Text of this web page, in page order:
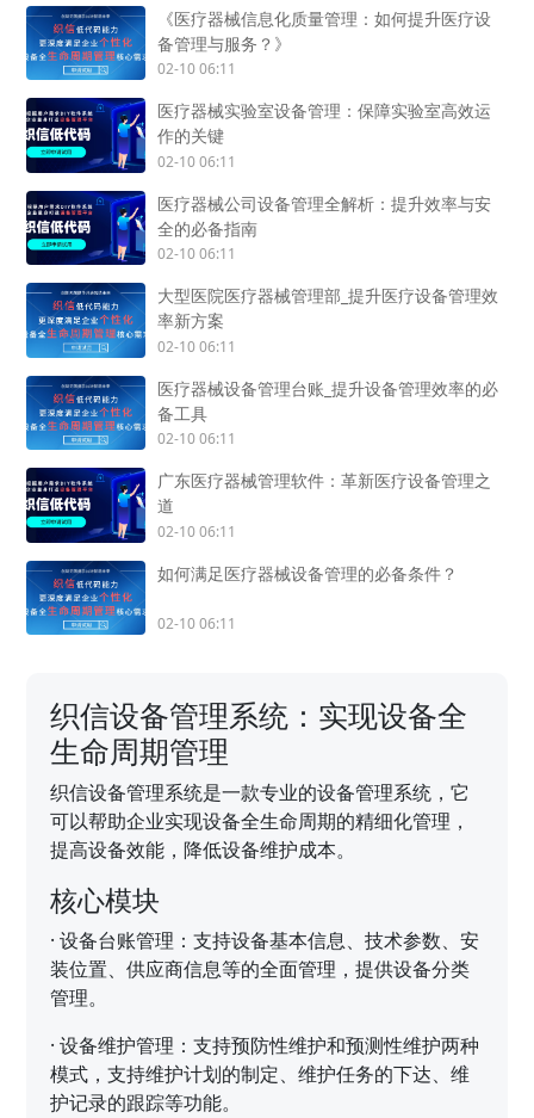
《医疗器械信息化质量管理：如何提升医疗设
备管理与服务？》
02-10 06:11
医疗器械实验室设备管理：保障实验室高效运
作的关键
02-10 06:11
医疗器械公司设备管理全解析：提升效率与安
全的必备指南
02-10 06:11
大型医院医疗器械管理部_提升医疗设备管理效
率新方案
02-10 06:11
医疗器械设备管理台账_提升设备管理效率的必
备工具
02-10 06:11
广东医疗器械管理软件：革新医疗设备管理之
道
02-10 06:11
如何满足医疗器械设备管理的必备条件？
02-10 06:11
织信设备管理系统：实现设备全
生命周期管理
织信设备管理系统是一款专业的设备管理系统，它
可以帮助企业实现设备全生命周期的精细化管理，
提高设备效能，降低设备维护成本。
核心模块
·设备台账管理：支持设备基本信息、技术参数、安
装位置、供应商信息等的全面管理，提供设备分类
管理。
·设备维护管理：支持预防性维护和预测性维护两种
模式，支持维护计划的制定、维护任务的下达、维
护记录的跟踪等功能。